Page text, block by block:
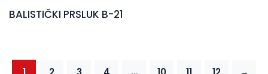
BALISTIČKI PRSLUK B-21